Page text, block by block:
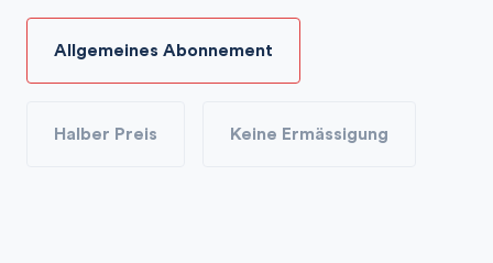
Allgemeines Abonnement
Halber Preis Keine Ermässigung